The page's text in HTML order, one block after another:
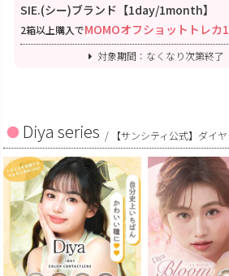
SIE.(シー)ブランド【1day/1month】
2箱以上購入でMOMOオフショットトレカ
対象期間：なくなり次第終了
Diya series / 【サンシティ公式】ダイ